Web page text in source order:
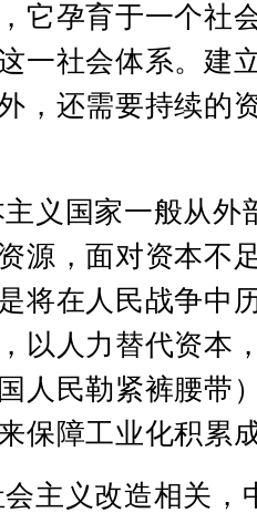
它孕育于一个社
一社会体系。建
，还需要持续的
义国家一般从外
源，面对资本不
将在人民战争中
以人力替代资本
人民勒紧裤腰带
保障工业化积累
主义改造相关，